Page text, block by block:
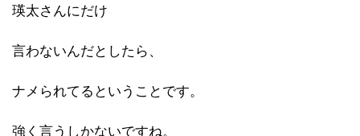
瑛太さんにだけ
言わないんだとしたら、
ナメられてるということです。
強く言うしかないですね。